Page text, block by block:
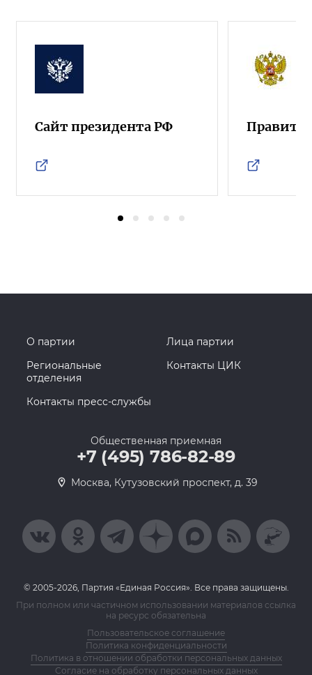
Сайт президента РФ
О партии
Лица партии
Региональные
отделения
Контакты ЦИК
Контакты пресс-службы
Общественная приемная
+7 (495) 786-82-89
Москва, Кутузовский проспект, д. 39
© 2005-2026, Партия «Единая Россия». Все права защищены.
При полном или частичном использовании материалов ссылка
на ресурс обязательна
Пользовательское соглашение
Политика конфиденциальности
Политика в отношении обработки персональных данных
Согласие на обработку персональных данных